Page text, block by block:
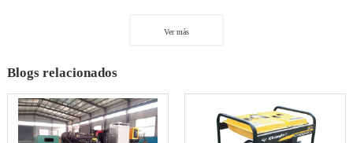
Ver más
Blogs relacionados